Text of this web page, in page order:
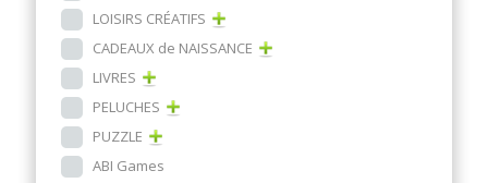
LOISIRS CRÉATIFS
CADEAUX de NAISSANCE
LIVRES
PELUCHES
PUZZLE
ABI Games